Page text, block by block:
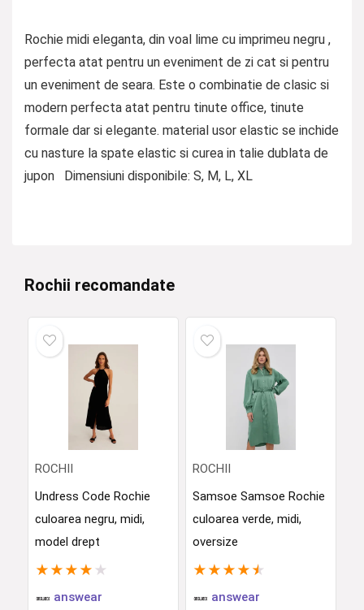
Rochie midi eleganta, din voal lime cu imprimeu negru ,
perfecta atat pentru un eveniment de zi cat si pentru
un eveniment de seara. Este o combinatie de clasic si
modern perfecta atat pentru tinute office, tinute
formale dar si elegante. material usor elastic se inchide
cu nasture la spate elastic si curea in talie dublata de
jupon Dimensiuni disponibile: S, M, L, XL
Rochii recomandate
ROCHII
Undress Code Rochie
culoarea negru, midi,
model drept
★ ★ ★ ★ ★
answear
ROCHII
Samsoe Samsoe Rochie
culoarea verde, midi,
oversize
★ ★ ★ ★ ★
answear